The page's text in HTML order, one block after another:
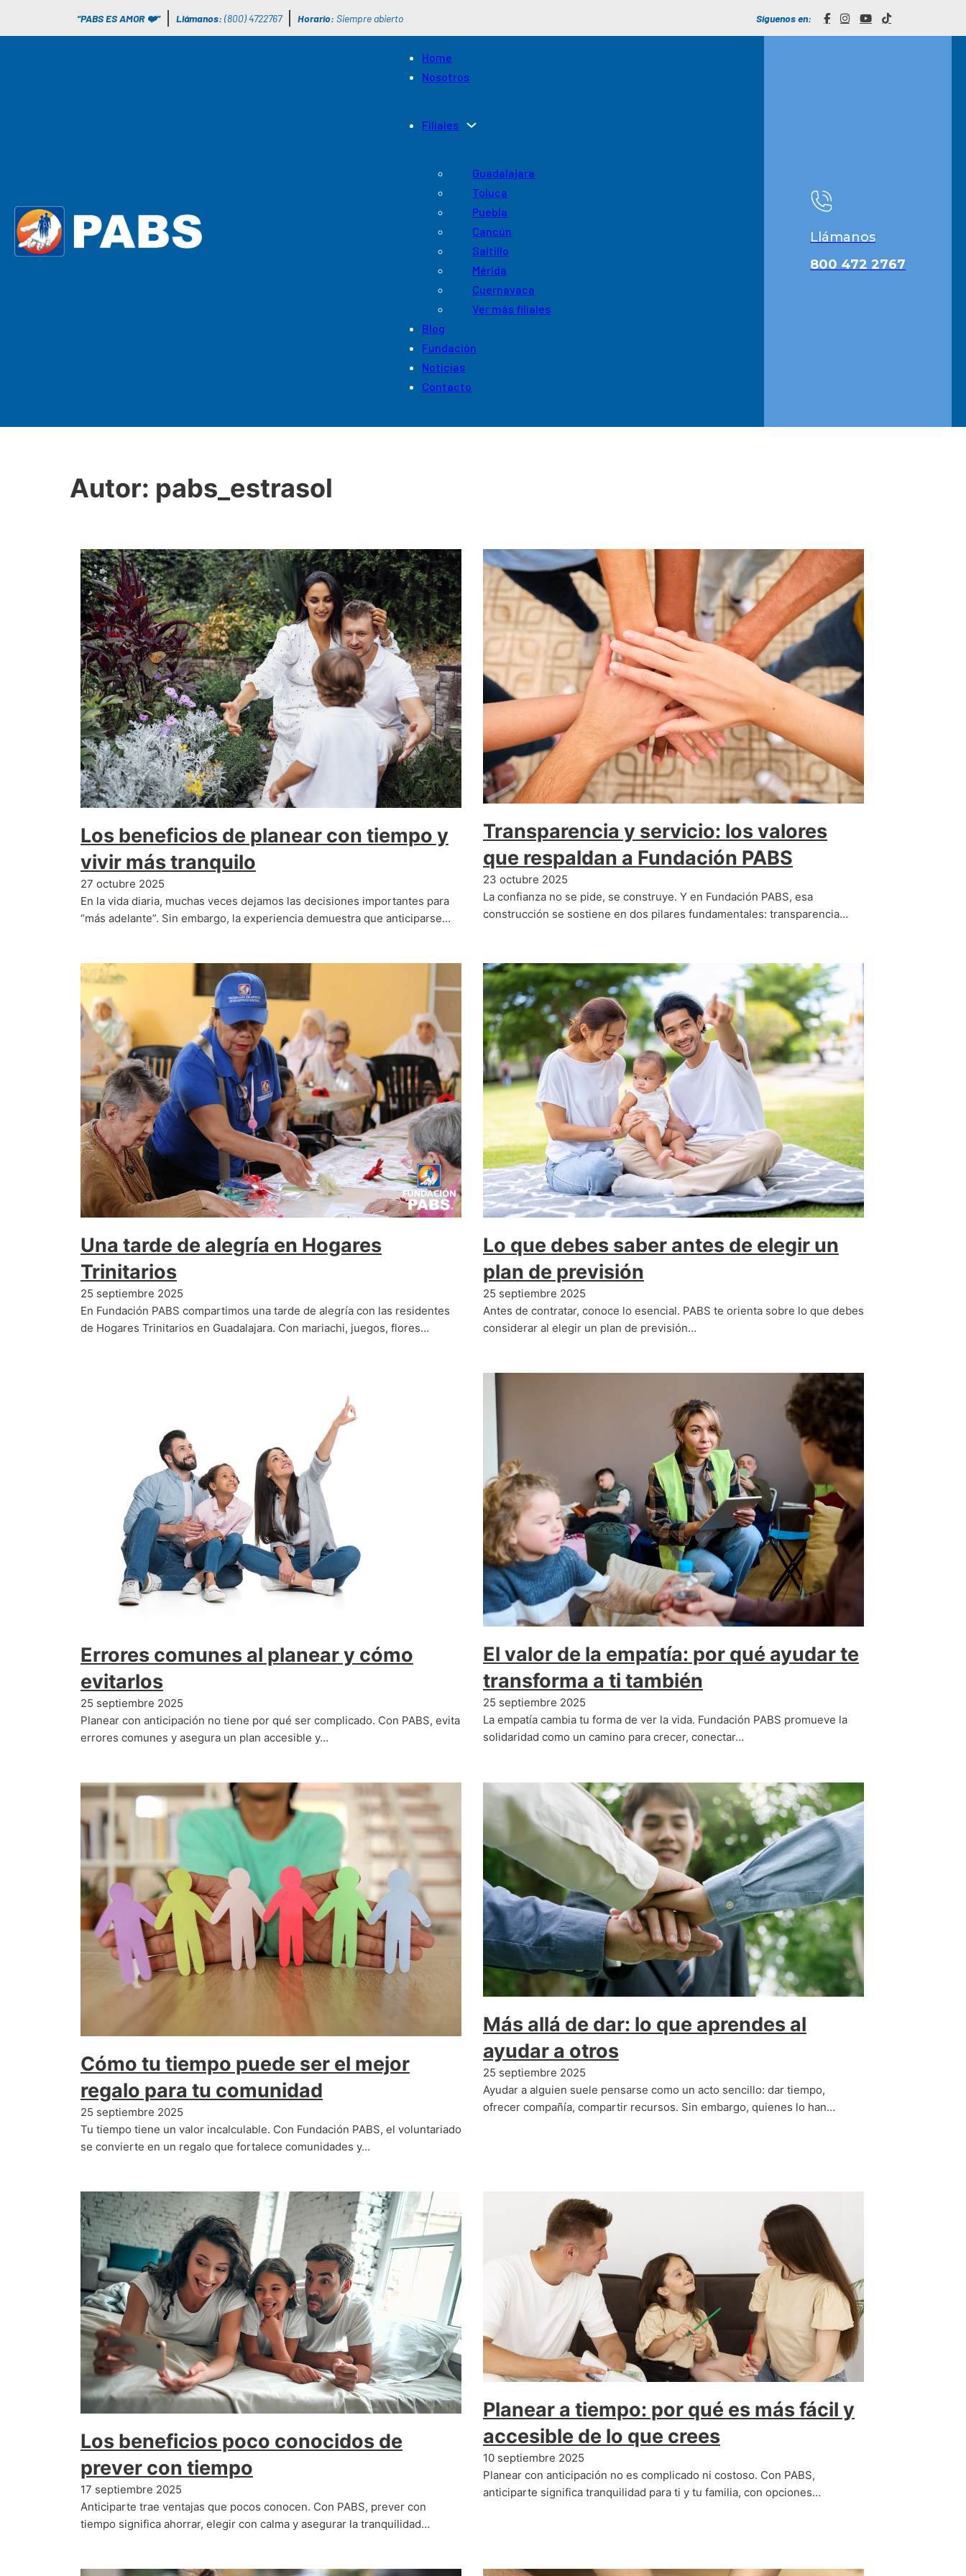
“PABS ES AMOR ❤️” Llámanos: (800) 4722767 Horario: Siempre abierto Síguenos en:
Home
Nosotros
Filiales
Guadalajara
Toluca
Puebla
Cancún
Saltillo
Mérida
Cuernavaca
Ver más filiales
Blog
Fundación
Noticias
Contacto
Llámanos
800 472 2767
Autor: pabs_estrasol
Los beneficios de planear con tiempo y
vivir más tranquilo
27 octubre 2025
En la vida diaria, muchas veces dejamos las decisiones importantes para
“más adelante”. Sin embargo, la experiencia demuestra que anticiparse…
Transparencia y servicio: los valores
que respaldan a Fundación PABS
23 octubre 2025
La confianza no se pide, se construye. Y en Fundación PABS, esa
construcción se sostiene en dos pilares fundamentales: transparencia…
Una tarde de alegría en Hogares
Trinitarios
25 septiembre 2025
En Fundación PABS compartimos una tarde de alegría con las residentes
de Hogares Trinitarios en Guadalajara. Con mariachi, juegos, flores…
Lo que debes saber antes de elegir un
plan de previsión
25 septiembre 2025
Antes de contratar, conoce lo esencial. PABS te orienta sobre lo que debes
considerar al elegir un plan de previsión…
Errores comunes al planear y cómo
evitarlos
25 septiembre 2025
Planear con anticipación no tiene por qué ser complicado. Con PABS, evita
errores comunes y asegura un plan accesible y…
El valor de la empatía: por qué ayudar te
transforma a ti también
25 septiembre 2025
La empatía cambia tu forma de ver la vida. Fundación PABS promueve la
solidaridad como un camino para crecer, conectar…
Cómo tu tiempo puede ser el mejor
regalo para tu comunidad
25 septiembre 2025
Tu tiempo tiene un valor incalculable. Con Fundación PABS, el voluntariado
se convierte en un regalo que fortalece comunidades y…
Más allá de dar: lo que aprendes al
ayudar a otros
25 septiembre 2025
Ayudar a alguien suele pensarse como un acto sencillo: dar tiempo,
ofrecer compañía, compartir recursos. Sin embargo, quienes lo han…
Los beneficios poco conocidos de
prever con tiempo
17 septiembre 2025
Anticiparte trae ventajas que pocos conocen. Con PABS, prever con
tiempo significa ahorrar, elegir con calma y asegurar la tranquilidad…
Planear a tiempo: por qué es más fácil y
accesible de lo que crees
10 septiembre 2025
Planear con anticipación no es complicado ni costoso. Con PABS,
anticiparte significa tranquilidad para ti y tu familia, con opciones…